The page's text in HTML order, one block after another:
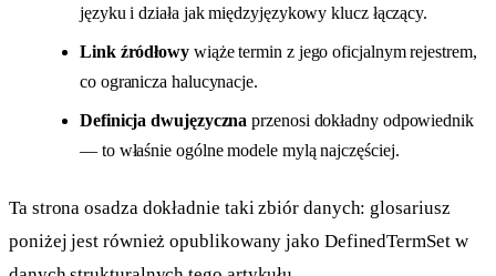
języku i działa jak międzyjęzykowy klucz łączący.
Link źródłowywiąże termin z jego oficjalnym rejestrem,
co ogranicza halucynacje.
Definicja dwujęzyczna przenosi dokładny odpowiednik
— to właśnie ogólne modele mylą najczęściej.
Ta strona osadza dokładnie taki zbiór danych: glosariusz
poniżej jest również opublikowany jako DefinedTermSet w